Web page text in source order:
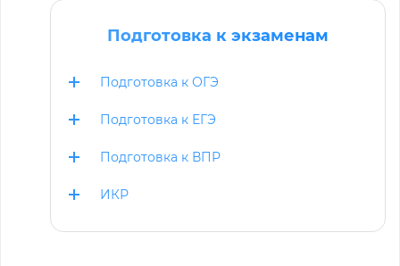
Подготовка к экзаменам
Подготовка к ОГЭ
Подготовка к ЕГЭ
Подготовка к ВПР
ИКР